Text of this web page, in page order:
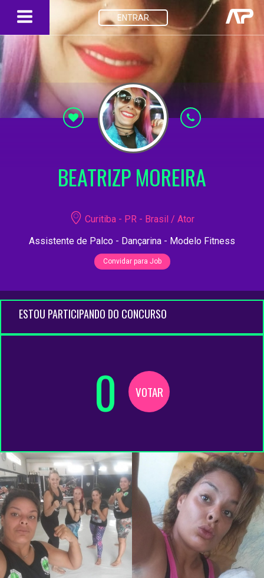
ENTRAR
BEATRIZP MOREIRA
Curitiba - PR - Brasil / Ator
Assistente de Palco - Dançarina - Modelo Fitness
Convidar para Job
ESTOU PARTICIPANDO DO CONCURSO
0 VOTAR